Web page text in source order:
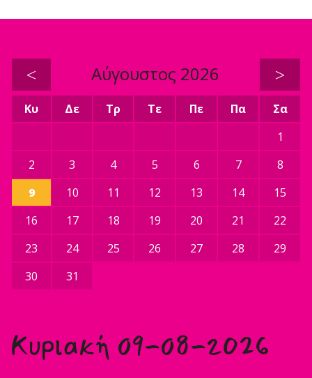
< Αύγουστος 2026 >
Κυ Δε Τρ Τε Πε Πα
Σα
1
2
3 4 5 6 7
8
9
10 11 12 13 14
15
16
17 18 19 20 21
22
23
24 25 26 27 28
29
30
31
Κυριακή 09-08-2026